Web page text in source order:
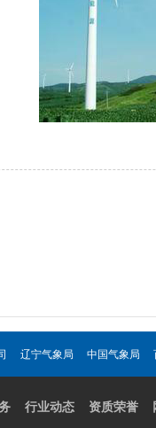
辽宁气象局 中国气象局
行业动态 资质荣誉